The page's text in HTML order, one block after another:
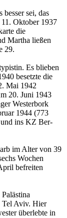
besser sei, das
Oktober 1937
die
Martha ließen
29.
Es blieben
besetzte die
Mai 1942
20. Juni 1943
Westerbork
1944 (773
und ins KZ Ber­
im Alter von 39
Wochen
befreiten
Tel Aviv. Hier
überlebte in